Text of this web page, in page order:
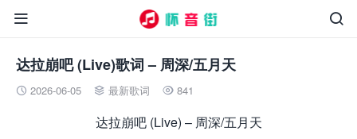


达拉崩吧 (Live)歌词 – 周深/五月天
 2026-06-05  最新歌词  841
达拉崩吧 (Live) – 周深/五月天